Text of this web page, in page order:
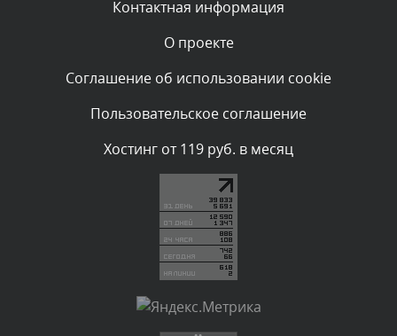
Комментарий проверяется
администратором.
Комментарий проверяется
Текст комментария будет виден после проверки
Комментарий проверяется
Текст комментария будет виден после проверки
администратором.
Контактная информация
О проекте
Соглашение об использовании cookie
Пользовательское соглашение
Хостинг от 119 руб. в месяц